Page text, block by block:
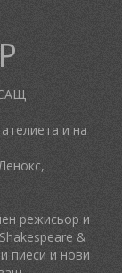
и на
режисьор и
&
пиеси и нови